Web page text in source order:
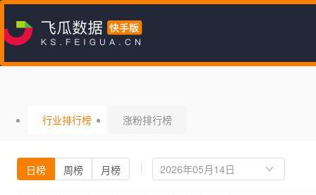
行业排行榜 涨粉排行榜
日榜 周榜 月榜